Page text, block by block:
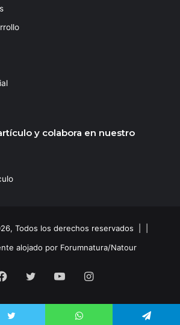
y colabora en nuestro
Todos los derechos reservados | |
alojado por Forumnatura/Natour
Facebook
TwitterYouTubeInstagram